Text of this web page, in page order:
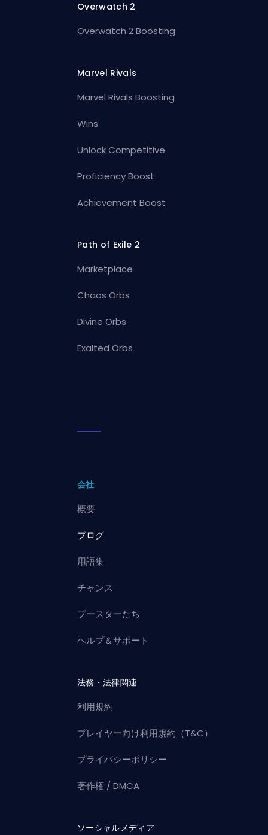
Overwatch 2
Overwatch 2 Boosting
Marvel Rivals
Marvel Rivals Boosting
Wins
Unlock Competitive
Proficiency Boost
Achievement Boost
Path of Exile 2
Marketplace
Chaos Orbs
Divine Orbs
Exalted Orbs
会社
概要
ブログ
用語集
チャンス
ブースターたち
ヘルプ＆サポート
法務・法律関連
利用規約
プレイヤー向け利用規約（T&C）
プライバシーポリシー
著作権 / DMCA
ソーシャルメディア